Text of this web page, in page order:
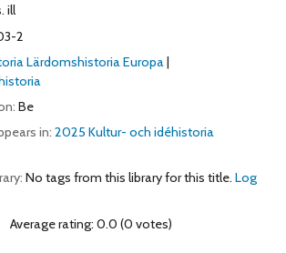
ill
2
Lärdomshistoria Europa
Be
in: 2025 Kultur- och idéhistoria
No tags from this library for this title. Log
Average rating: 0.0 (0 votes)